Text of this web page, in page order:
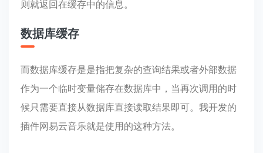
则就返回在缓存中的信息。
数据库缓存
而数据库缓存是是指把复杂的查询结果或者外部数据
作为一个临时变量储存在数据库中，当再次调用的时
候只需要直接从数据库直接读取结果即可。我开发的
插件网易云音乐就是使用的这种方法。